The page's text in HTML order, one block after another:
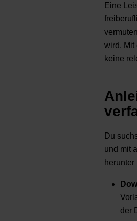
Eine
wird. Mit
keine
Du
und mit
der